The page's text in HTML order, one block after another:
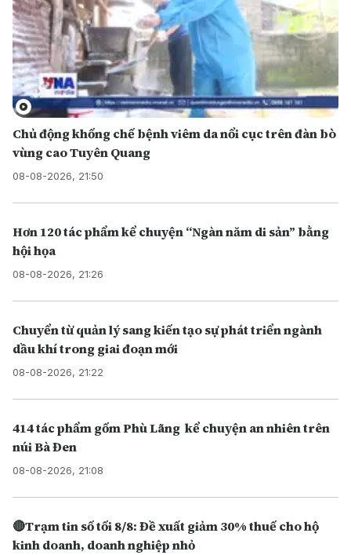
Chủ động khống chế bệnh viêm da nổi cục trên đàn bò
vùng cao Tuyên Quang
08-08-2026, 21:50
Hơn 120 tác phẩm kể chuyện “Ngàn năm di sản” bằng
hội họa
08-08-2026, 21:26
Chuyển từ quản lý sang kiến tạo sự phát triển ngành
dầu khí trong giai đoạn mới
08-08-2026, 21:22
414 tác phẩm gốm Phù Lãng kể chuyện an nhiên trên
núi Bà Đen
08-08-2026, 21:08
🔴Trạm tin số tối 8/8: Đề xuất giảm 30% thuế cho hộ
kinh doanh, doanh nghiệp nhỏ